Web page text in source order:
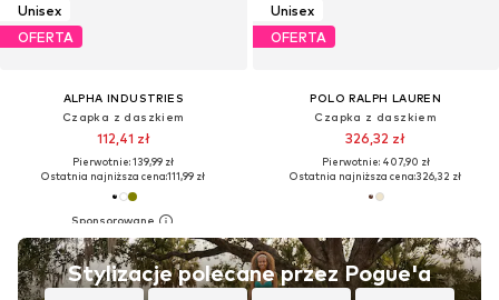
Unisex
OFERTA
ALPHA INDUSTRIES
Czapka z daszkiem
112,41 zł
Pierwotnie: 139,99 zł
Ostatnia najniższa cena:111,99 zł
Unisex
OFERTA
POLO RALPH LAUREN
Czapka z daszkiem
326,32 zł
Pierwotnie: 407,90 zł
Ostatnia najniższa cena:326,32 zł
Stylizacje polecane przez Pogue'a